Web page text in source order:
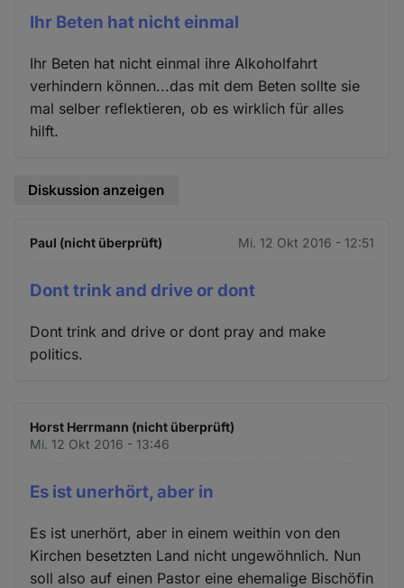
Ihr Beten hat nicht einmal
Ihr Beten hat nicht einmal ihre Alkoholfahrt
verhindern können...das mit dem Beten sollte sie
mal selber reflektieren, ob es wirklich für alles
hilft.
Diskussion anzeigen
Paul (nicht überprüft) Mi. 12 Okt 2016 - 12:51
Dont trink and drive or dont
Dont trink and drive or dont pray and make
politics.
Horst Herrmann (nicht überprüft)
Mi. 12 Okt 2016 - 13:46
Es ist unerhört, aber in
Es ist unerhört, aber in einem weithin von den
Kirchen besetzten Land nicht ungewöhnlich. Nun
soll also auf einen Pastor eine ehemalige Bischöfin